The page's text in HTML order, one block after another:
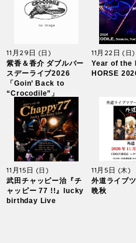
11月29日 (日)
紫香＆香介 ダブルバー
スデーライブ2026
「Goin’ Back to
“Crocodile”」
11月22日(日)
Year of the
HORSE
11月15日 (日)
武田チャッピー治『チ
ャッピー 77 !!』lucky
birthday Live
11月5日 (木)
外道ライブ
晩秋